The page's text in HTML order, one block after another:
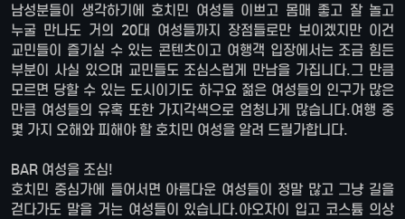
남성분들이 생각하기에 호치민 여성들 이쁘고 몸매 좋고 잘 놀고
누굴 만나도 거의 20대 여성들까지 장점들로만 보이겠지만 이건
교민들이 즐기실 수 있는 콘텐츠이고 여행객 입장에서는 조금 힘든
부분이 사실 있으며 교민들도 조심스럽게 만남을 가집니다.그 만큼
모르면 당할 수 있는 도시이기도 하구요 젊은 여성들의 인구가 많은
만큼 여성들의 유혹 또한 가지각색으로 엄청나게 많습니다.여행 중
몇 가지 오해와 피해야 할 호치민 여성을 알려 드릴가합니다.
BAR 여성을 조심!
호치민 중심가에 들어서면 아름다운 여성들이 정말 많고 그냥 길을
걷다가도 말을 거는 여성들이 있습니다.아오자이 입고 코스튬 의상